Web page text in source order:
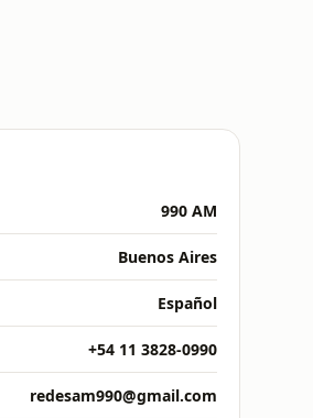
990 AM
Buenos Aires
Español
+54 11 3828-0990
redesam990@gmail.com